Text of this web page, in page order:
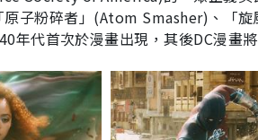
子粉碎者」(Atom Smasher)、「
年代首次於漫畫出現，其後DC漫畫